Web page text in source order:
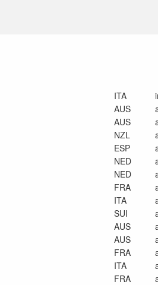
ITA
AUS
AUS
NZL
ESP
NED
NED
FRA
ITA
SUI
AUS
AUS
FRA
ITA
FRA